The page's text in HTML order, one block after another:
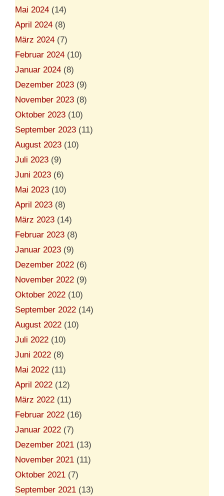
Mai 2024 (14)
April 2024 (8)
März 2024 (7)
Februar 2024 (10)
Januar 2024 (8)
Dezember 2023 (9)
November 2023 (8)
Oktober 2023 (10)
September 2023 (11)
August 2023 (10)
Juli 2023 (9)
Juni 2023 (6)
Mai 2023 (10)
April 2023 (8)
März 2023 (14)
Februar 2023 (8)
Januar 2023 (9)
Dezember 2022 (6)
November 2022 (9)
Oktober 2022 (10)
September 2022 (14)
August 2022 (10)
Juli 2022 (10)
Juni 2022 (8)
Mai 2022 (11)
April 2022 (12)
März 2022 (11)
Februar 2022 (16)
Januar 2022 (7)
Dezember 2021 (13)
November 2021 (11)
Oktober 2021 (7)
September 2021 (13)